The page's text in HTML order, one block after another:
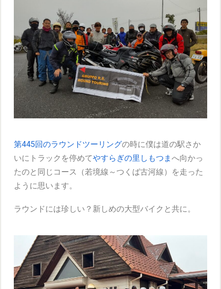
第445回のラウンドツーリングの時に僕は道の駅さか
いにトラックを停めてやすらぎの里しもつまへ向かっ
たのと同じコース（若境線～つくば古河線）を走った
ように思います。
ラウンドには珍しい？新しめの大型バイクと共に。